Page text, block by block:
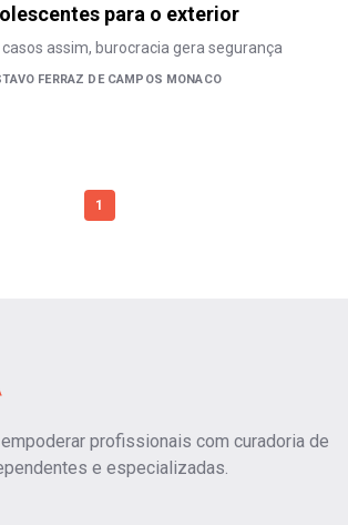
para o exterior
casos assim, burocracia gera segurança
FERRAZ DE CAMPOS MONACO
1
profissionais com curadoria de
e especializadas.